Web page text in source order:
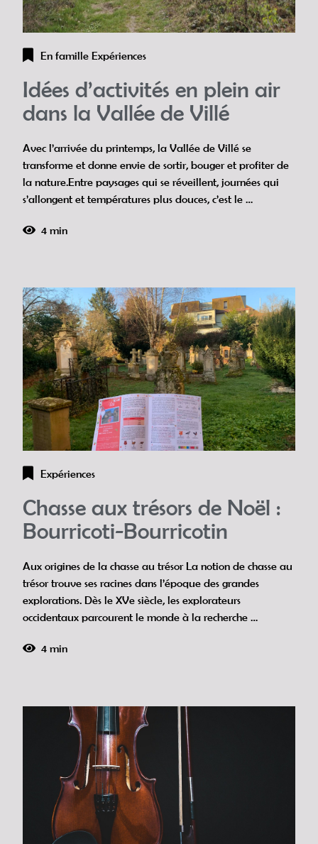
En famille Expériences
Idées d’activités en plein air
dans la Vallée de Villé
Avec l’arrivée du printemps, la Vallée de Villé se
transforme et donne envie de sortir, bouger et profiter de
la nature.Entre paysages qui se réveillent, journées qui
s’allongent et températures plus douces, c’est le …
4 min
Expériences
Chasse aux trésors de Noël :
Bourricoti-Bourricotin
Aux origines de la chasse au trésor La notion de chasse au
trésor trouve ses racines dans l’époque des grandes
explorations. Dès le XVe siècle, les explorateurs
occidentaux parcourent le monde à la recherche …
4 min